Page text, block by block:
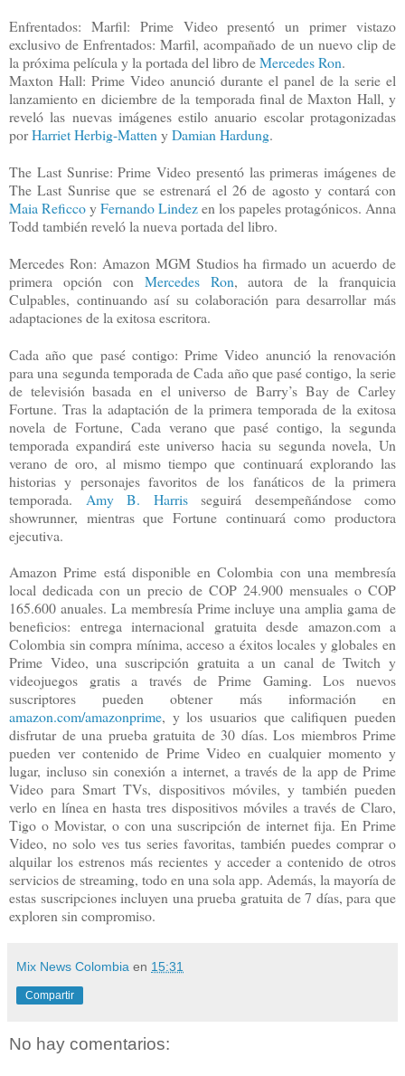
Enfrentados: Marfil: Prime Video presentó un primer vistazo
exclusivo de Enfrentados: Marfil, acompañado de un nuevo clip de
la próxima película y la portada del libro deMercedes Ron.
Maxton Hall: Prime Video anunció durante el panel de la serie el
lanzamiento en diciembre de la temporada final de Maxton Hall, y
reveló las nuevas imágenes estilo anuario escolar protagonizadas
porHarriet Herbig-Matten yDamian Hardung.
The Last Sunrise: Prime Video presentó las primeras imágenes de
The Last Sunrise que se estrenará el 26 de agosto y contará con
Maia ReficcoyFernando Lindezen los papeles protagónicos. Anna
Todd también reveló la nueva portada del libro.
Mercedes Ron: Amazon MGM Studios ha firmado un acuerdo de
primera opción con Mercedes Ron, autora de la franquicia
Culpables, continuando así su colaboración para desarrollar más
adaptaciones de la exitosa escritora.
Cada año que pasé contigo: Prime Video anunció la renovación
para una segunda temporada de Cada año que pasé contigo, la serie
de televisión basada en el universo de Barry’s Bay de Carley
Fortune. Tras la adaptación de la primera temporada de la exitosa
novela de Fortune, Cada verano que pasé contigo, la segunda
temporada expandirá este universo hacia su segunda novela, Un
verano de oro, al mismo tiempo que continuará explorando las
historias y personajes favoritos de los fanáticos de la primera
temporada. Amy B. Harrisseguirá desempeñándose como
showrunner, mientras que Fortune continuará como productora
ejecutiva.
Amazon Prime está disponible en Colombia con una membresía
local dedicada con un precio de COP 24.900 mensuales o COP
165.600 anuales. La membresía Prime incluye una amplia gama de
beneficios: entrega internacional gratuita desde amazon.com a
Colombia sin compra mínima, acceso a éxitos locales y globales en
Prime Video, una suscripción gratuita a un canal de Twitch y
videojuegos gratis a través de Prime Gaming. Los nuevos
suscriptores pueden obtener más información en
amazon.com/amazonprime, y los usuarios que califiquen pueden
disfrutar de una prueba gratuita de 30 días. Los miembros Prime
pueden ver contenido de Prime Video en cualquier momento y
lugar, incluso sin conexión a internet, a través de la app de Prime
Video para Smart TVs, dispositivos móviles, y también pueden
verlo en línea en hasta tres dispositivos móviles a través de Claro,
Tigo o Movistar, o con una suscripción de internet fija. En Prime
Video, no solo ves tus series favoritas, también puedes comprar o
alquilar los estrenos más recientes y acceder a contenido de otros
servicios de streaming, todo en una sola app. Además, la mayoría de
estas suscripciones incluyen una prueba gratuita de 7 días, para que
exploren sin compromiso.
Mix News Colombia en 15:31
Compartir
No hay comentarios: